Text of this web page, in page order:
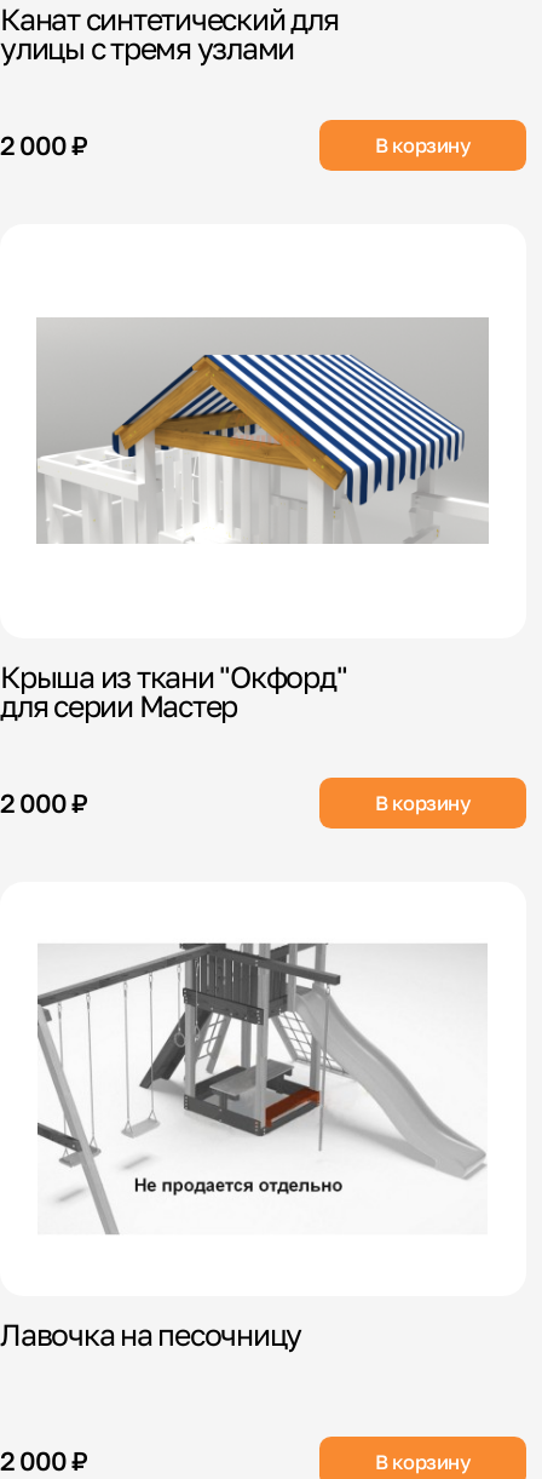
Канат синтетический для
улицы с тремя узлами
2 000 ₽ В корзину
Крыша из ткани "Окфорд"
для серии Мастер
2 000 ₽ В корзину
Лавочка на песочницу
2 000 ₽ В корзину